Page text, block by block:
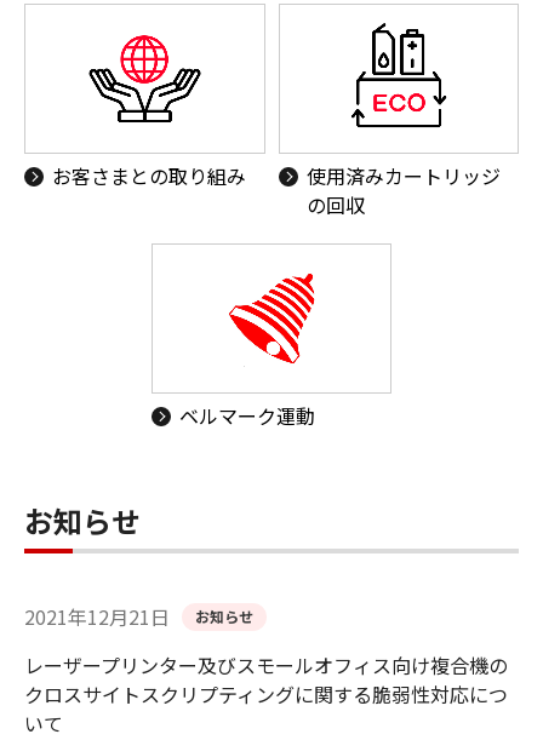
お客さまとの取り組み
使用済みカートリッジ
の回収
ベルマーク運動
お知らせ
2021年12月21日 お知らせ
レーザープリンター及びスモールオフィス向け複合機の
クロスサイトスクリプティングに関する脆弱性対応につ
いて